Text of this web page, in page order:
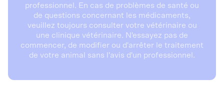
professionnel. En cas de problèmes de santé ou
de questions concernant les médicaments,
veuillez toujours consulter votre vétérinaire ou
une clinique vétérinaire. N'essayez pas de
commencer, de modifier ou d'arrêter le traitement
de votre animal sans l'avis d'un professionnel.